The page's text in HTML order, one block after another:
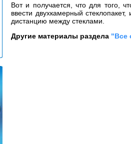
Вот и получается, что для того,
ввести двухкамерный
дистанцию между стеклами.
Другие материалы раздела "Все